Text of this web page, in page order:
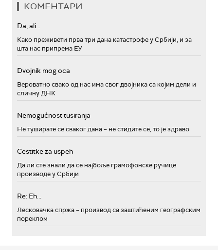
КОМЕНТАРИ
Da, ali...
Како преживети прва три дана катастрофе у Србији, и за
шта нас припрема ЕУ
Dvojnik mog oca
Вероватно свако од нас има свог двојника са којим дели и
сличну ДНК
Nemogućnost tusiranja
Не туширате се сваког дана – не стидите се, то је здраво
Cestitke za uspeh
Да ли сте знали да се најбоље грамофонске ручице
производе у Србији
Re: Eh...
Лесковачка спржа – производ са заштићеним географским
пореклом